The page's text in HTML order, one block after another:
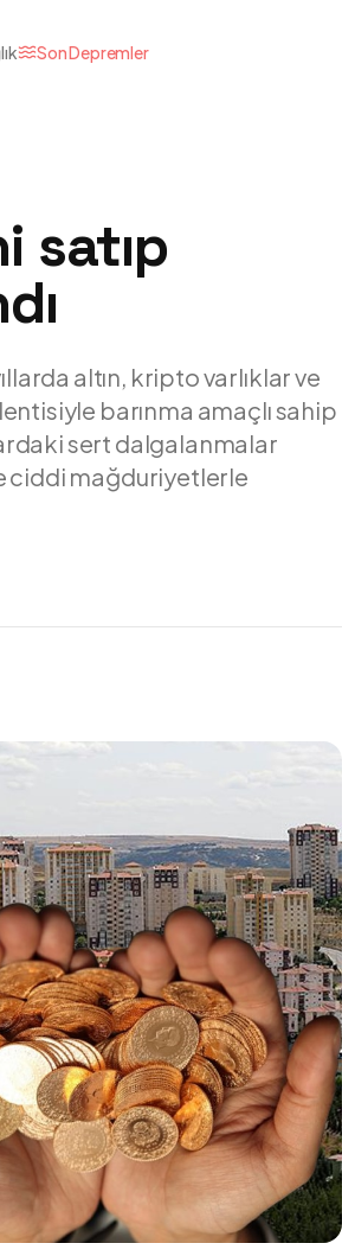
Son Depremler
satıp
altın, kripto varlıklar ve
barınma amaçlı sahip
sert dalgalanmalar
ciddi mağduriyetlerle